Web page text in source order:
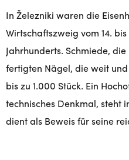
In Železniki waren die
Wirtschaftszweig vom 14. bis
Jahrhunderts. Schmiede,
fertigten Nägel, die weit
bis zu 1.000 Stück. Ein
technisches Denkmal, steht
dient als Beweis für seine